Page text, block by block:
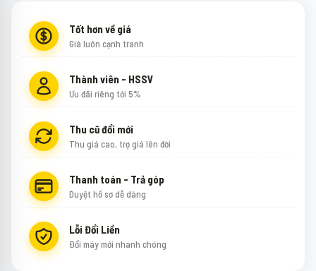
Tốt hơn về giá
Giá luôn cạnh tranh
Thành viên - HSSV
Ưu đãi riêng tới 5%
Thu cũ đổi mới
Thu giá cao, trợ giá lên đời
Thanh toán - Trả góp
Duyệt hồ sơ dễ dàng
Lỗi Đổi Liền
Đổi máy mới nhanh chóng